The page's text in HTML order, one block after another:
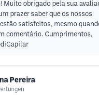
Muito obrigado pela sua
prazer saber que os nossos
satisfeitos, mesmo
comentário. Cumprimentos,
Pereira